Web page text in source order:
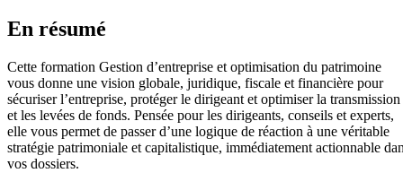
En résumé
Cette formation Gestion d’entreprise et optimisation du patrimoine
vous donne une vision globale, juridique, fiscale et financière pour
sécuriser l’entreprise, protéger le dirigeant et optimiser la transmission
et les levées de fonds. Pensée pour les dirigeants, conseils et experts,
elle vous permet de passer d’une logique de réaction à une véritable
stratégie patrimoniale et capitalistique, immédiatement actionnable
vos dossiers.